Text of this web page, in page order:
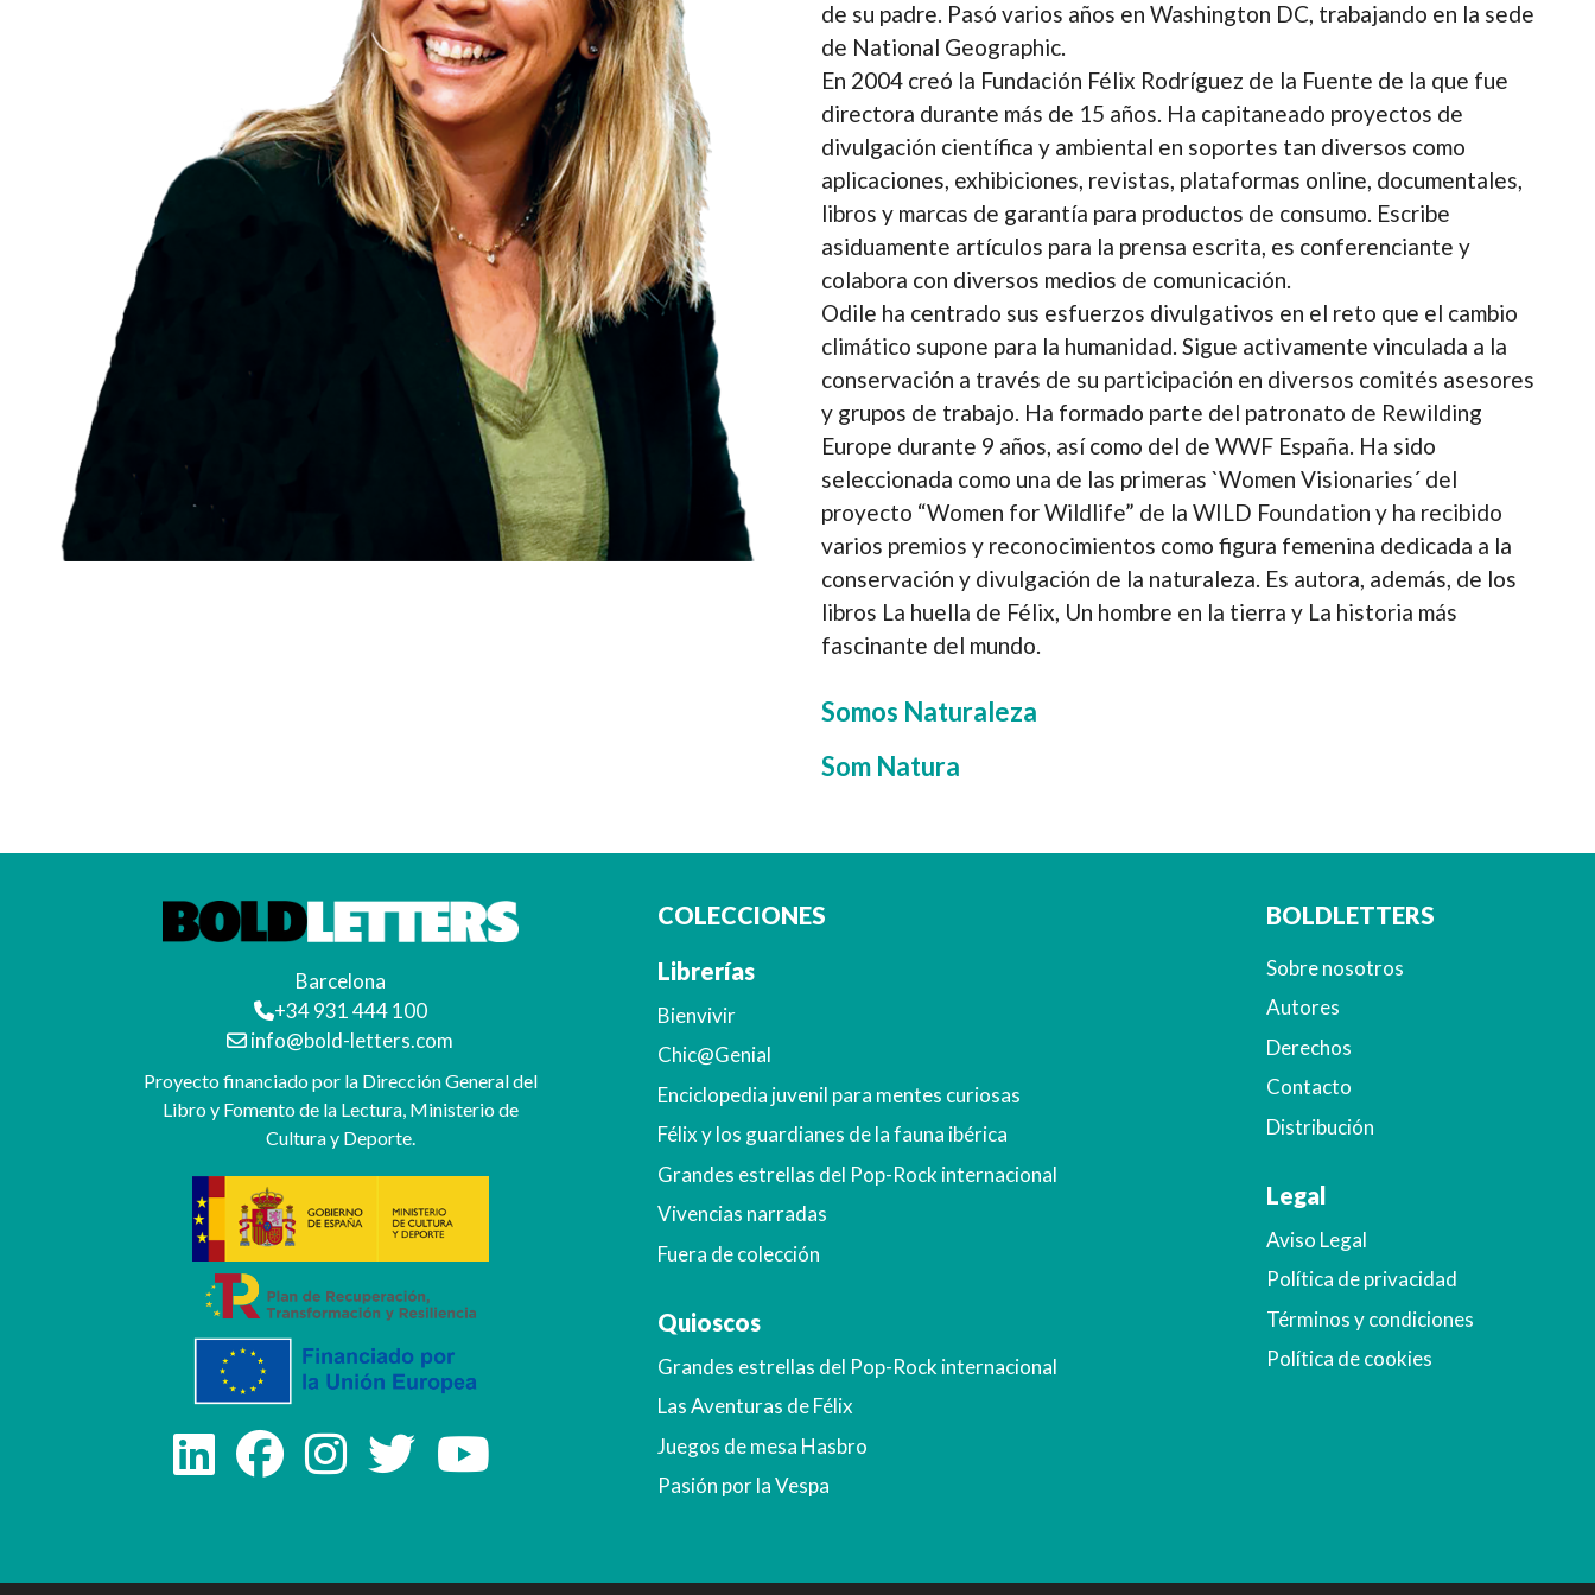
de su padre. Pasó varios años en Washington DC, trabajando en la sede
de National Geographic.
En 2004 creó la Fundación Félix Rodríguez de la Fuente de la que fue
directora durante más de 15 años. Ha capitaneado proyectos de
divulgación científica y ambiental en soportes tan diversos como
aplicaciones, exhibiciones, revistas, plataformas online, documentales,
libros y marcas de garantía para productos de consumo. Escribe
asiduamente artículos para la prensa escrita, es conferenciante y
colabora con diversos medios de comunicación.
Odile ha centrado sus esfuerzos divulgativos en el reto que el cambio
climático supone para la humanidad. Sigue activamente vinculada a la
conservación a través de su participación en diversos comités asesores
y grupos de trabajo. Ha formado parte del patronato de Rewilding
Europe durante 9 años, así como del de WWF España. Ha sido
seleccionada como una de las primeras `Women Visionaries´ del
proyecto “Women for Wildlife” de la WILD Foundation y ha recibido
varios premios y reconocimientos como figura femenina dedicada a la
conservación y divulgación de la naturaleza. Es autora, además, de los
libros La huella de Félix, Un hombre en la tierra y La historia más
fascinante del mundo.
Somos Naturaleza
Som Natura
Barcelona
+34 931 444 100
info@bold-letters.com
Proyecto financiado por la Dirección General del
Libro y Fomento de la Lectura, Ministerio de
Cultura y Deporte.
COLECCIONES
Librerías
Bienvivir
Chic@Genial
Enciclopedia juvenil para mentes curiosas
Félix y los guardianes de la fauna ibérica
Grandes estrellas del Pop-Rock internacional
Vivencias narradas
Fuera de colección
Quioscos
Grandes estrellas del Pop-Rock internacional
Las Aventuras de Félix
Juegos de mesa Hasbro
Pasión por la Vespa
BOLDLETTERS
Sobre nosotros
Autores
Derechos
Contacto
Distribución
Legal
Aviso Legal
Política de privacidad
Términos y condiciones
Política de cookies